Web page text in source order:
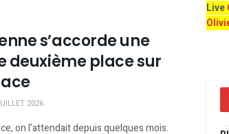
s’accorde une
deuxième place sur
2026
on l’attendait depuis quelques mois.
Live